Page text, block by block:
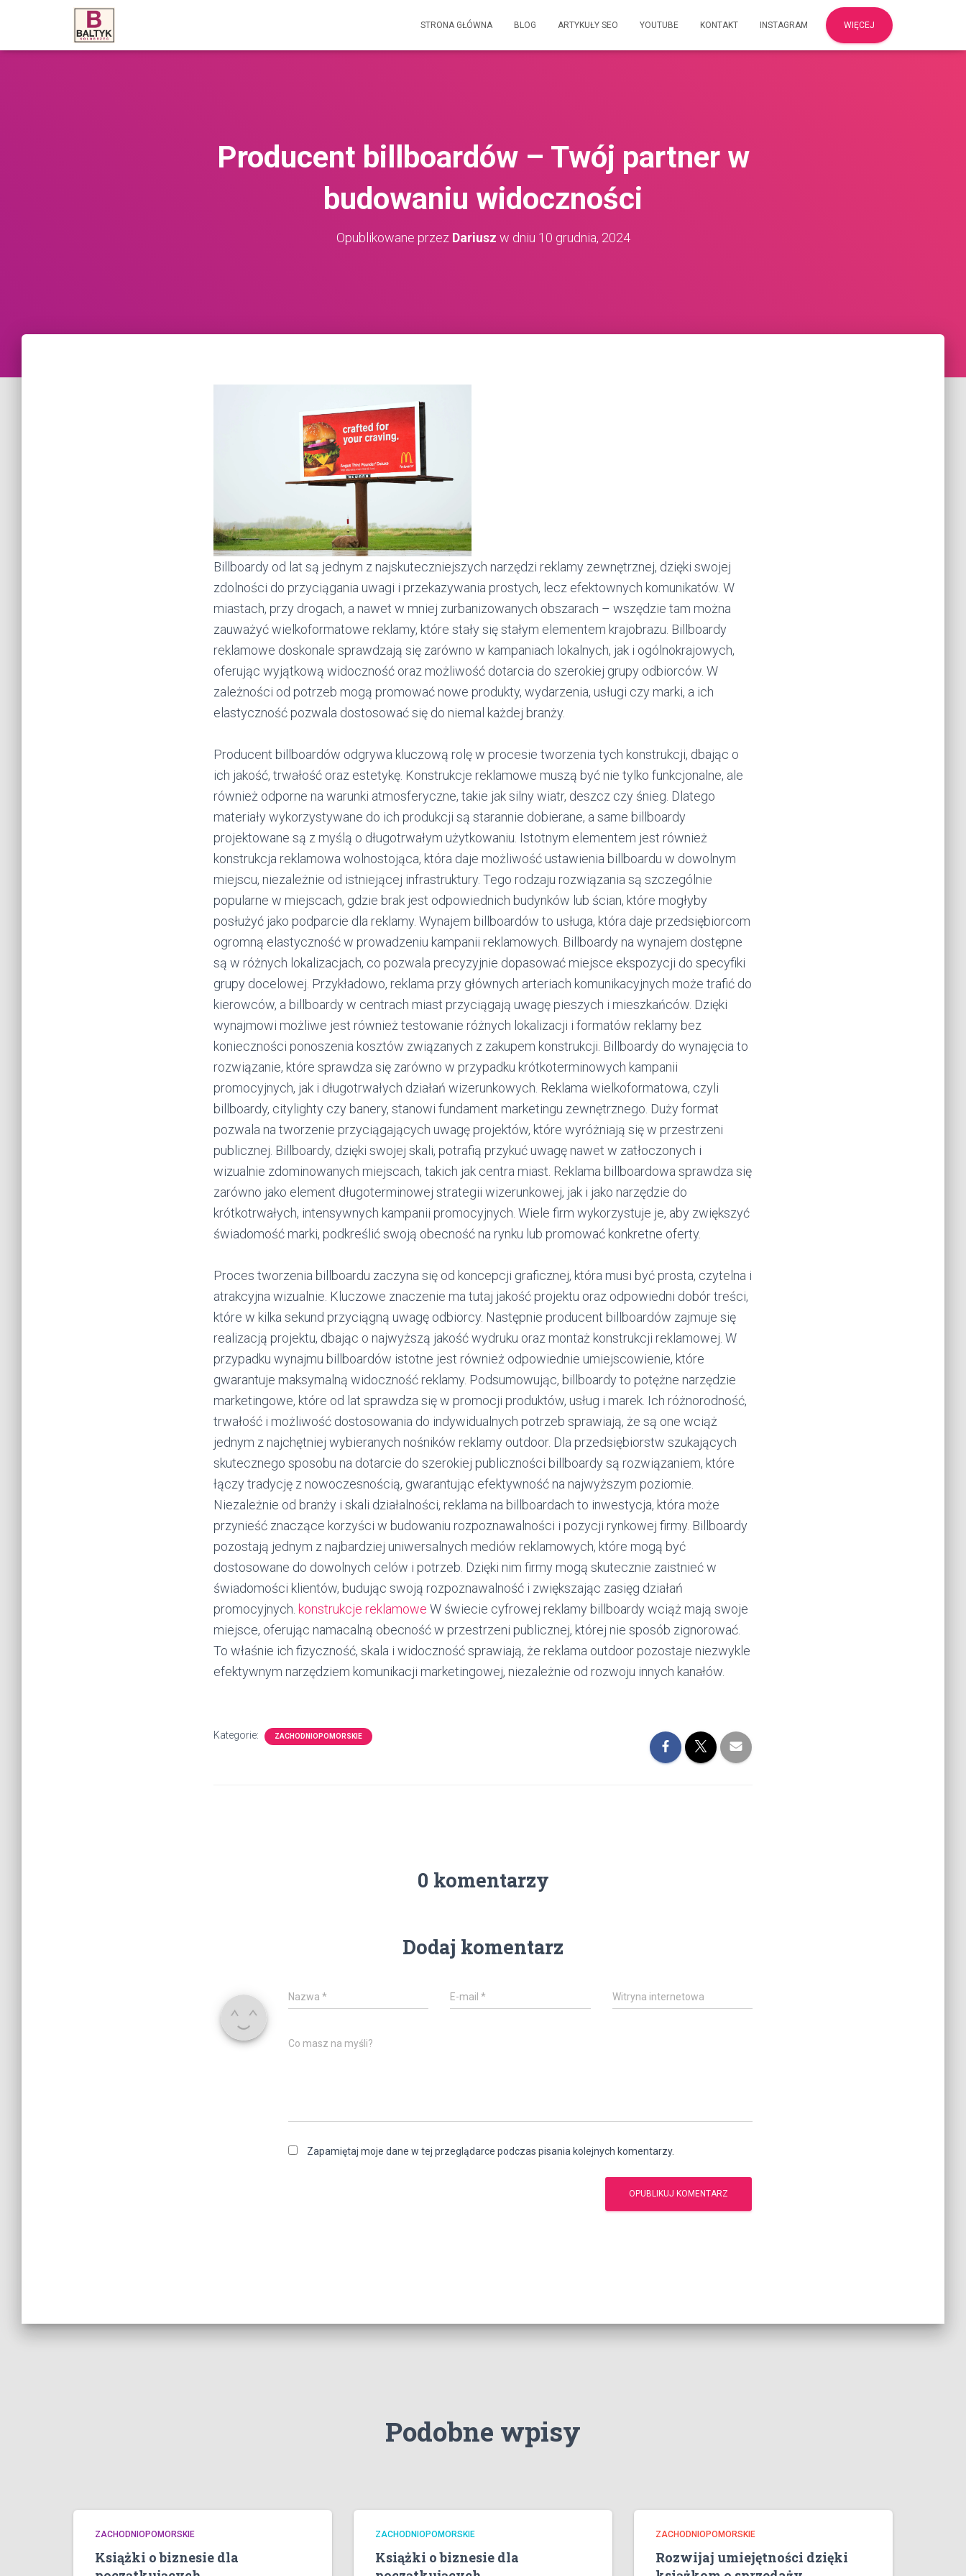
STRONA GŁÓWNA BLOG ARTYKUŁY SEO YOUTUBE KONTAKT INSTAGRAM WIĘCEJ
Producent billboardów – Twój partner w
budowaniu widoczności
Opublikowane przez Dariusz w dniu 10 grudnia, 2024
Billboardy od lat są jednym z najskuteczniejszych narzędzi reklamy zewnętrznej, dzięki swojej
zdolności do przyciągania uwagi i przekazywania prostych, lecz efektownych komunikatów. W
miastach, przy drogach, a nawet w mniej zurbanizowanych obszarach – wszędzie tam można
zauważyć wielkoformatowe reklamy, które stały się stałym elementem krajobrazu. Billboardy
reklamowe doskonale sprawdzają się zarówno w kampaniach lokalnych, jak i ogólnokrajowych,
oferując wyjątkową widoczność oraz możliwość dotarcia do szerokiej grupy odbiorców. W
zależności od potrzeb mogą promować nowe produkty, wydarzenia, usługi czy marki, a ich
elastyczność pozwala dostosować się do niemal każdej branży.
Producent billboardów odgrywa kluczową rolę w procesie tworzenia tych konstrukcji, dbając o
ich jakość, trwałość oraz estetykę. Konstrukcje reklamowe muszą być nie tylko funkcjonalne, ale
również odporne na warunki atmosferyczne, takie jak silny wiatr, deszcz czy śnieg. Dlatego
materiały wykorzystywane do ich produkcji są starannie dobierane, a same billboardy
projektowane są z myślą o długotrwałym użytkowaniu. Istotnym elementem jest również
konstrukcja reklamowa wolnostojąca, która daje możliwość ustawienia billboardu w dowolnym
miejscu, niezależnie od istniejącej infrastruktury. Tego rodzaju rozwiązania są szczególnie
popularne w miejscach, gdzie brak jest odpowiednich budynków lub ścian, które mogłyby
posłużyć jako podparcie dla reklamy. Wynajem billboardów to usługa, która daje przedsiębiorcom
ogromną elastyczność w prowadzeniu kampanii reklamowych. Billboardy na wynajem dostępne
są w różnych lokalizacjach, co pozwala precyzyjnie dopasować miejsce ekspozycji do specyfiki
grupy docelowej. Przykładowo, reklama przy głównych arteriach komunikacyjnych może trafić do
kierowców, a billboardy w centrach miast przyciągają uwagę pieszych i mieszkańców. Dzięki
wynajmowi możliwe jest również testowanie różnych lokalizacji i formatów reklamy bez
konieczności ponoszenia kosztów związanych z zakupem konstrukcji. Billboardy do wynajęcia to
rozwiązanie, które sprawdza się zarówno w przypadku krótkoterminowych kampanii
promocyjnych, jak i długotrwałych działań wizerunkowych. Reklama wielkoformatowa, czyli
billboardy, citylighty czy banery, stanowi fundament marketingu zewnętrznego. Duży format
pozwala na tworzenie przyciągających uwagę projektów, które wyróżniają się w przestrzeni
publicznej. Billboardy, dzięki swojej skali, potrafią przykuć uwagę nawet w zatłoczonych i
wizualnie zdominowanych miejscach, takich jak centra miast. Reklama billboardowa sprawdza się
zarówno jako element długoterminowej strategii wizerunkowej, jak i jako narzędzie do
krótkotrwałych, intensywnych kampanii promocyjnych. Wiele firm wykorzystuje je, aby zwiększyć
świadomość marki, podkreślić swoją obecność na rynku lub promować konkretne oferty.
Proces tworzenia billboardu zaczyna się od koncepcji graficznej, która musi być prosta, czytelna i
atrakcyjna wizualnie. Kluczowe znaczenie ma tutaj jakość projektu oraz odpowiedni dobór treści,
które w kilka sekund przyciągną uwagę odbiorcy. Następnie producent billboardów zajmuje się
realizacją projektu, dbając o najwyższą jakość wydruku oraz montaż konstrukcji reklamowej. W
przypadku wynajmu billboardów istotne jest również odpowiednie umiejscowienie, które
gwarantuje maksymalną widoczność reklamy. Podsumowując, billboardy to potężne narzędzie
marketingowe, które od lat sprawdza się w promocji produktów, usług i marek. Ich różnorodność,
trwałość i możliwość dostosowania do indywidualnych potrzeb sprawiają, że są one wciąż
jednym z najchętniej wybieranych nośników reklamy outdoor. Dla przedsiębiorstw szukających
skutecznego sposobu na dotarcie do szerokiej publiczności billboardy są rozwiązaniem, które
łączy tradycję z nowoczesnością, gwarantując efektywność na najwyższym poziomie.
Niezależnie od branży i skali działalności, reklama na billboardach to inwestycja, która może
przynieść znaczące korzyści w budowaniu rozpoznawalności i pozycji rynkowej firmy. Billboardy
pozostają jednym z najbardziej uniwersalnych mediów reklamowych, które mogą być
dostosowane do dowolnych celów i potrzeb. Dzięki nim firmy mogą skutecznie zaistnieć w
świadomości klientów, budując swoją rozpoznawalność i zwiększając zasięg działań
promocyjnych. konstrukcje reklamowe W świecie cyfrowej reklamy billboardy wciąż mają swoje
miejsce, oferując namacalną obecność w przestrzeni publicznej, której nie sposób zignorować.
To właśnie ich fizyczność, skala i widoczność sprawiają, że reklama outdoor pozostaje niezwykle
efektywnym narzędziem komunikacji marketingowej, niezależnie od rozwoju innych kanałów.
Kategorie: ZACHODNIOPOMORSKIE
0 komentarzy
Dodaj komentarz
Nazwa * E-mail* Witryna internetowa
Co masz na myśli?
Zapamiętaj moje dane w tej przeglądarce podczas pisania kolejnych komentarzy.
Podobne wpisy
ZACHODNIOPOMORSKIE
Książki o biznesie dla
ZACHODNIOPOMORSKIE
Książki o biznesie dla
ZACHODNIOPOMORSKIE
Rozwijaj umiejętności dzięki